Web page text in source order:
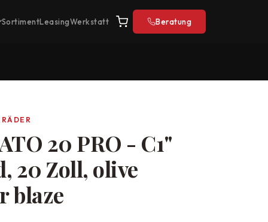
SortimentLeasingWerkstatt Beratung
20 PRO - C1"
20 Zoll, olive
blaze